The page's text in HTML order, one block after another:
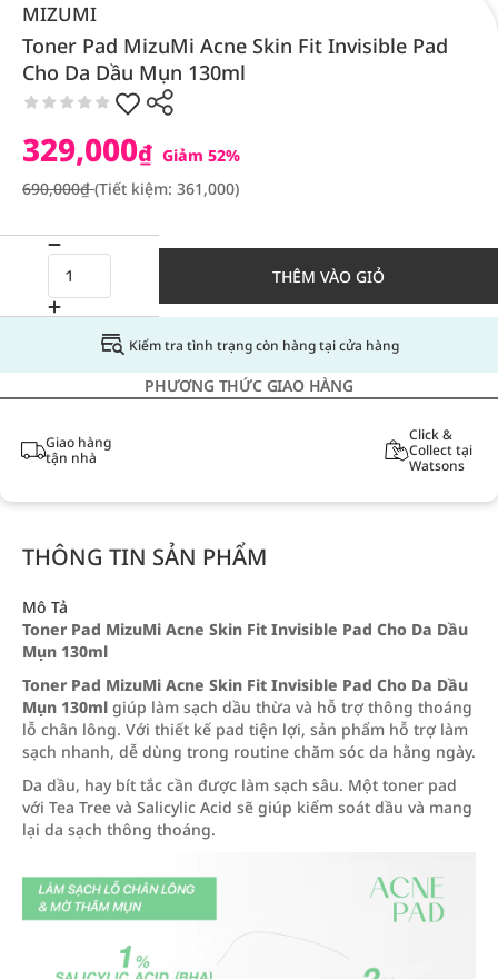
MIZUMI
Toner Pad MizuMi Acne Skin Fit Invisible Pad
Cho Da Dầu Mụn 130ml
329,000₫ Giảm 52%
690,000₫(Tiết kiệm: 361,000)
THÊM VÀO GIỎ
Kiểm tra tình trạng còn hàng tại cửa hàng
PHƯƠNG THỨC GIAO HÀNG
Giao hàng
tận nhà
Click &
Collect tại
Watsons
THÔNG TIN SẢN PHẨM
Mô Tả
Toner Pad MizuMi Acne Skin Fit Invisible Pad Cho Da Dầu
Mụn 130ml
Toner Pad MizuMi Acne Skin Fit Invisible Pad Cho Da Dầu
Mụn 130ml giúp làm sạch dầu thừa và hỗ trợ thông thoáng
lỗ chân lông. Với thiết kế pad tiện lợi, sản phẩm hỗ trợ làm
sạch nhanh, dễ dùng trong routine chăm sóc da hằng ngày.
Da dầu, hay bít tắc cần được làm sạch sâu. Một toner pad
với Tea Tree và Salicylic Acid sẽ giúp kiểm soát dầu và mang
lại da sạch thông thoáng.